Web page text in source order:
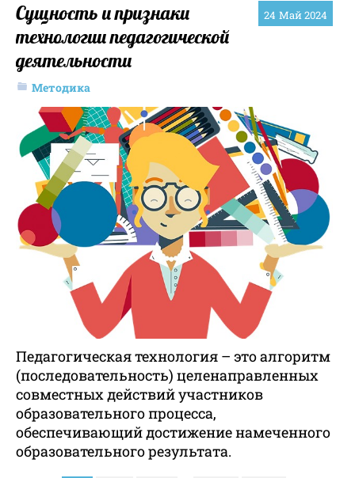
24 Май 2024
Сущность и признаки
технологии педагогической
деятельности
Методика
Педагогическая технология – это алгоритм
(последовательность) целенаправленных
совместных действий участников
образовательного процесса,
обеспечивающий достижение намеченного
образовательного результата.